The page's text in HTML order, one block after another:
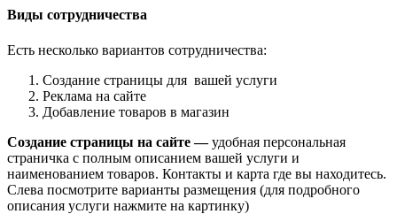
Виды сотрудничества
Есть несколько вариантов сотрудничества:
Создание страницы для вашей услуги
Реклама на сайте
Добавление товаров в магазин
Создание страницы на сайте —удобная персональная
страничка с полным описанием вашей услуги и
наименованием товаров. Контакты и карта где вы находитесь.
Слева посмотрите варианты размещения (для подробного
описания услуги нажмите на картинку)